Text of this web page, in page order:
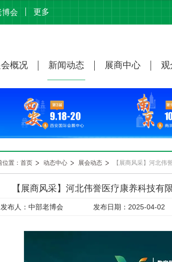
博会 更多
概况 新闻动态 展商中心 观
位置：首页 动态中心 展会动态
【展商风采】河北伟誉医疗康养科技
发布人：中部老博会 发布日期：2025-04-02